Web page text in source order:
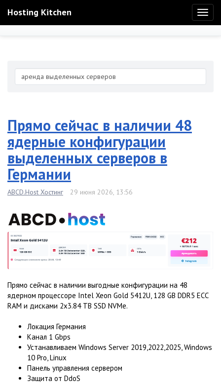
Hosting Kitchen
Прямо сейчас в наличии 48
ядерные конфигурации
выделенных серверов в
Германии
ABCD.Host Хостинг 29 июня 2026, 13:56
Прямо сейчас в наличии выгодные конфигурации на 48
ядерном процессоре Intel Xeon Gold 5412U, 128 GB DDR5 ECC
RAM и дисками 2x3.84 TB SSD NVMe.
Локация Германия
Канал 1 Gbps
Устанавливаем Windows Server 2019,2022,2025, Windows
10 Pro, Linux
Панель управления сервером
Защита от DdoS